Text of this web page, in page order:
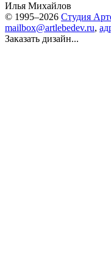
Илья Михайлов
© 1995–2026 Студия
mailbox@artlebedev.ru,
Заказать дизайн...